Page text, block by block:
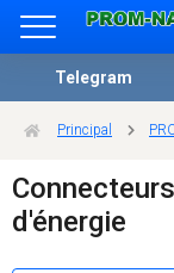
Telegram
Principal
d'énergie